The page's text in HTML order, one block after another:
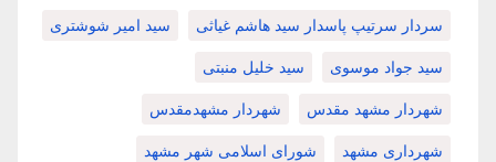
سردار سرتیپ پاسدار سید هاشم غیاثی سید امیر شوشتری
سید جواد موسوی سید خلیل منبتی
شهردار مشهد مقدس شهردار مشهدمقدس
شهرداری مشهد شورای اسلامی شهر مشهد